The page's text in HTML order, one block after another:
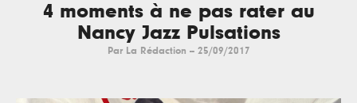
4 moments à ne pas rater au
Nancy Jazz Pulsations
Par La Rédaction -- 25/09/2017